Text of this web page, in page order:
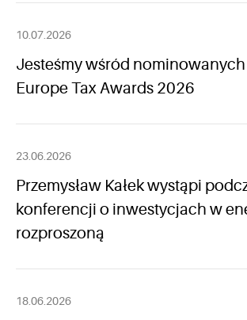
10.07.2026
Jesteśmy wśród nominowanych
Europe Tax Awards 2026
23.06.2026
Przemysław Kałek wystąpi
konferencji o inwestycjach w
rozproszoną
18.06.2026